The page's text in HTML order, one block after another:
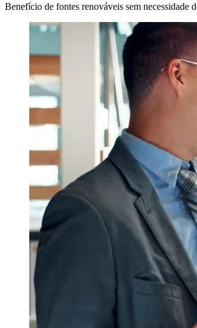
Benefício de fontes renováveis sem necessidade